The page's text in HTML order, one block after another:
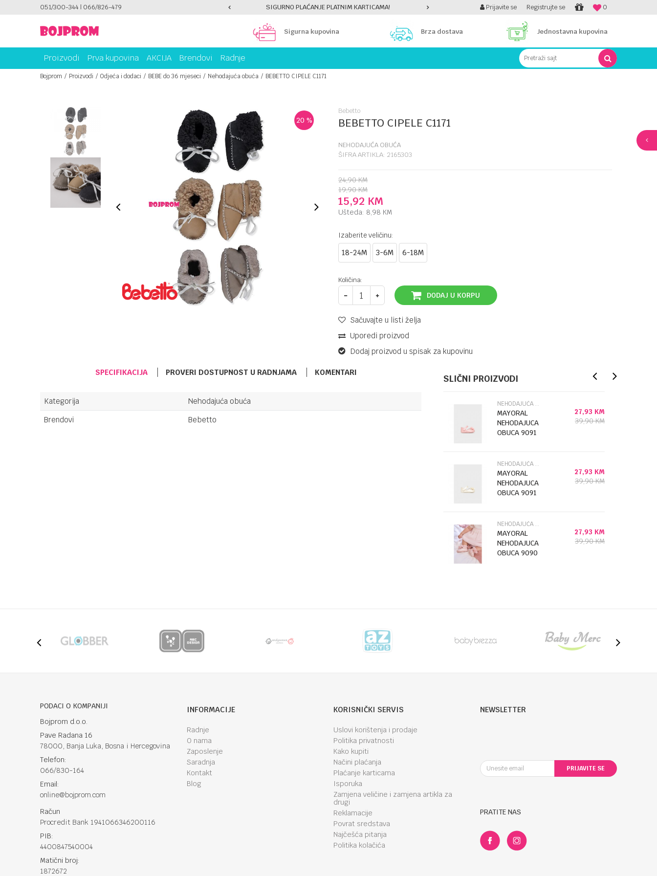
051/300-344 | 066/826-479PLATI UNICREDIT KARTICOM NA RATE! SIGURNO PLAĆANJE PLATNIM KARTICAMA! PLATI UNICREDIT KARTICOM NA RATE! 0
Prijavite se Registrujte se
Sigurna kupovina Brza dostava Jednostavna kupovina
Proizvodi Prva kupovina AKCIJA Brendovi Radnje Pretraži sajt
Bojprom Proizvodi Odjeća i dodaci BEBE do 36 mjeseci Nehodajuća obuća BEBETTO CIPELE C1171
20 %
Bebetto
BEBETTO CIPELE C1171
NEHODAJUĆA OBUĆA
ŠIFRA ARTIKLA: 2165303
24,90 KM
19,90 KM
15,92 KM
Ušteda: 8,98 KM
Izaberite veličinu:
18-24M 3-6M 6-18M
Količina:
DODAJ U KORPU
Sačuvajte u listi želja
Uporedi proizvod
Dodaj proizvod u spisak za kupovinu
SPECIFIKACIJA PROVERI DOSTUPNOST U RADNJAMA KOMENTARI
Kategorija
Nehodajuća obuća
Brendovi
Bebetto
SLIČNI PROIZVODI
MAYORAL
28,71
NEHODAJUĆA OBUĆA
MAYORAL
NEHODAJUCA
OBUCA 9091
27,93 KM
39,90KM
NEHODAJUĆA OBUĆA
MAYORAL
NEHODAJUCA
OBUCA 9091
27,93 KM
39,90KM
NEHODAJUĆA OBUĆA
MAYORAL
NEHODAJUCA
OBUCA 9090
27,93 KM
39,90KM
PODACI O KOMPANIJI
Bojprom d.o.o.
Pave Radana 16
78000, Banja Luka, Bosna i Hercegovina
Telefon:
066/830-164
Email:
online@bojprom.com
Račun
Procredit Bank 1941066346200116
PIB:
4400847540004
Matični broj:
1872672
INFORMACIJE
Radnje
O nama
Zaposlenje
Saradnja
Kontakt
Blog
KORISNIČKI SERVIS
Uslovi korištenja i prodaje
Politika privatnosti
Kako kupiti
Načini plaćanja
Plaćanje karticama
Isporuka
Zamjena veličine i zamjena artikla za
drugi
Reklamacije
Povrat sredstava
Najčešća pitanja
Politika kolačića
NEWSLETTER
PRIJAVITE SE
PRATITE NAS